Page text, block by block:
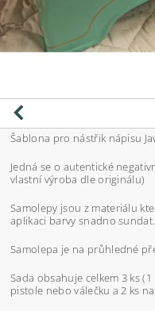
Šablona pro nástřik nápisu
Jedná se o autentické
vlastní výroba dle originálu)
Samolepy jsou z materiálu
aplikaci barvy snadno sundat.
Samolepa je na průhledné
Sada obsahuje celkem 3 ks
pistole nebo válečku a 2 ks